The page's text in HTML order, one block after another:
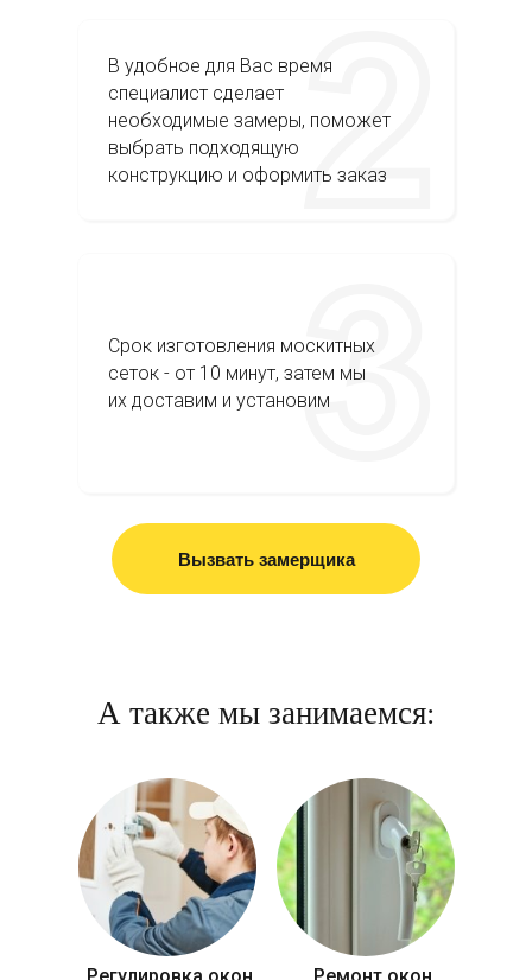
В удобное для Вас время
специалист сделает
необходимые замеры, поможет
выбрать подходящую
конструкцию и оформить заказ
Срок изготовления москитных
сеток - от 10 минут, затем мы
их доставим и установим
Вызвать замерщика
А также мы занимаемся: